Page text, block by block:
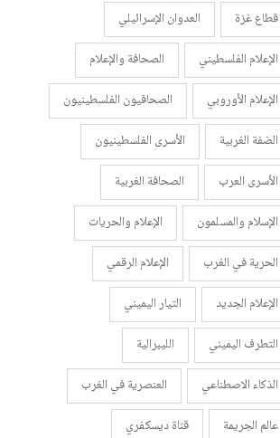
قطاع غزة
العدوان الإسرائيلي
الإعلام الفلسطيني
الصحافة والإعلام
الإعلام الأوروبي
الصحافيون الفلسطينيون
الضفة الغربية
الأسرى الفلسطينيون
الأسرى العرب
الصحافة الغربية
الإسلام والمسلمون
الإعلام والحريات
الحرية في الغرب
الإعلام الرقمي
الإعلام الجديد
التيار اليميني
التطرف اليميني
الليبرالية
الذكاء الاصطناعي
العنصرية في الغرب
عالم الجريمة
قناة ديسكفري